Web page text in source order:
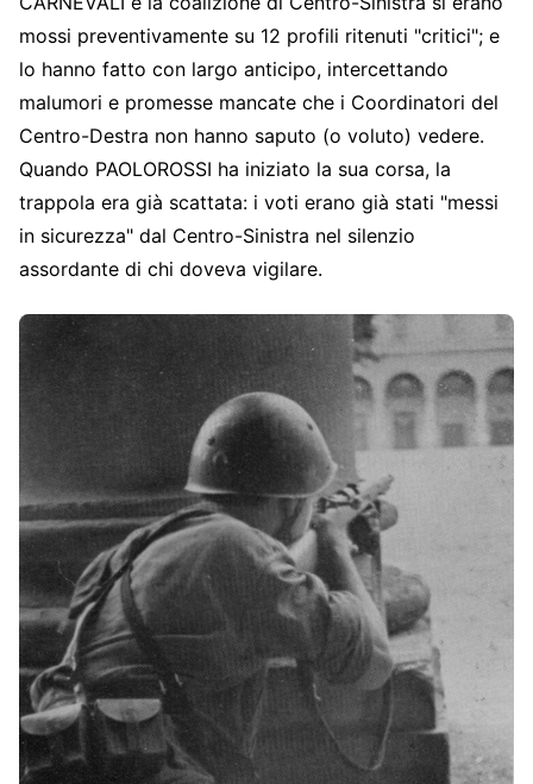
mossi preventivamente su 12 profili ritenuti "critici"; e
lo hanno fatto con largo anticipo, intercettando
malumori e promesse mancate che i Coordinatori del
Centro-Destra non hanno saputo (o voluto) vedere.
Quando PAOLOROSSI ha iniziato la sua corsa, la
trappola era già scattata: i voti erano già stati "messi
in sicurezza" dal Centro-Sinistra nel silenzio
assordante di chi doveva vigilare.